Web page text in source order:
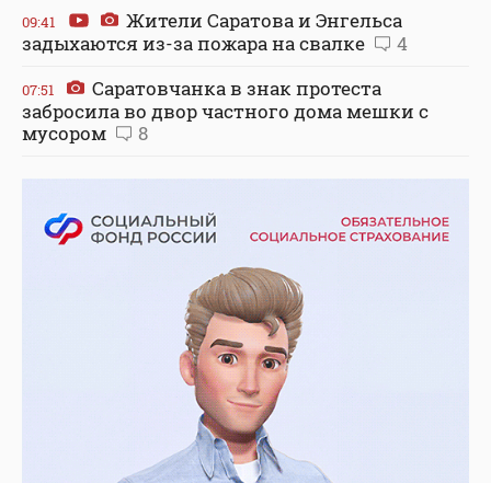
09:41
Жители Саратова и Энгельса
задыхаются из-за пожара на свалке
4
07:51
Саратовчанка в знак протеста
забросила во двор частного дома мешки с
мусором
8